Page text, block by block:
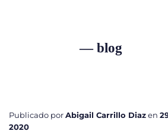
— blog
Publicado porAbigail Carrillo Diazen
2020